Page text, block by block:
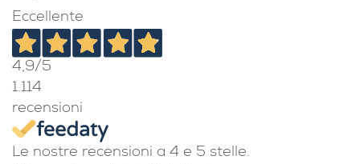
Eccellente
4,9/5
1.114
recensioni
Le nostre recensioni a 4 e 5 stelle.